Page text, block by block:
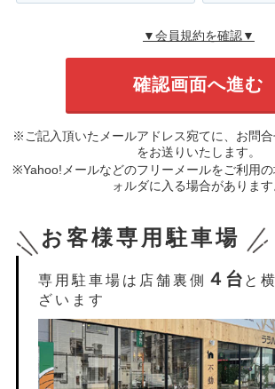
▼会員規約を確認▼
※ご記入頂いたメールアドレス宛てに、お問
をお送りいたします。
※Yahoo!メールなどのフリーメールをご利用
ォルダに入る場合があります
お客様専用駐車場
専用駐車場は店舗裏側 ４台 と
ざいます